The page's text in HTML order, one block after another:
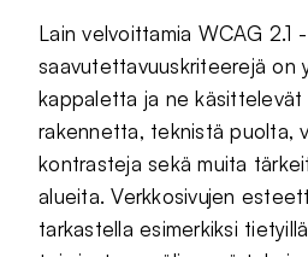
Lain velvoittamia WCAG 2.1 -
saavutettavuuskriteerejä on
kappaletta ja ne käsittelevät
rakennetta, teknistä puolta,
kontrasteja sekä muita
alueita. Verkkosivujen
tarkastella esimerkiksi